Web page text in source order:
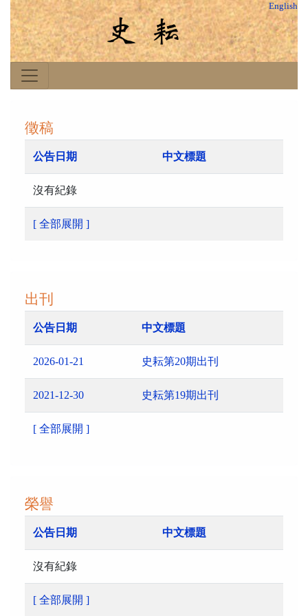
English
徵稿
公告日期 中文標題
沒有紀錄
[ 全部展開 ]
出刊
公告日期 中文標題
2026-01-21 史耘第20期出刊
2021-12-30 史耘第19期出刊
[ 全部展開 ]
榮譽
公告日期 中文標題
沒有紀錄
[ 全部展開 ]